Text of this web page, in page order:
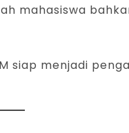
mahasiswa
siap menjadi